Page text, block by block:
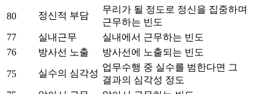
80 정신적 부담
무리가 될 정도로 정신을 집중하며
근무하는 빈도
77
실내근무
실내에서 근무하는 빈도
76
방사선 노출 방사선에 노출되는 빈도
75 실수의 심각성
업무수행 중 실수를 범한다면 그
결과의 심각성 정도